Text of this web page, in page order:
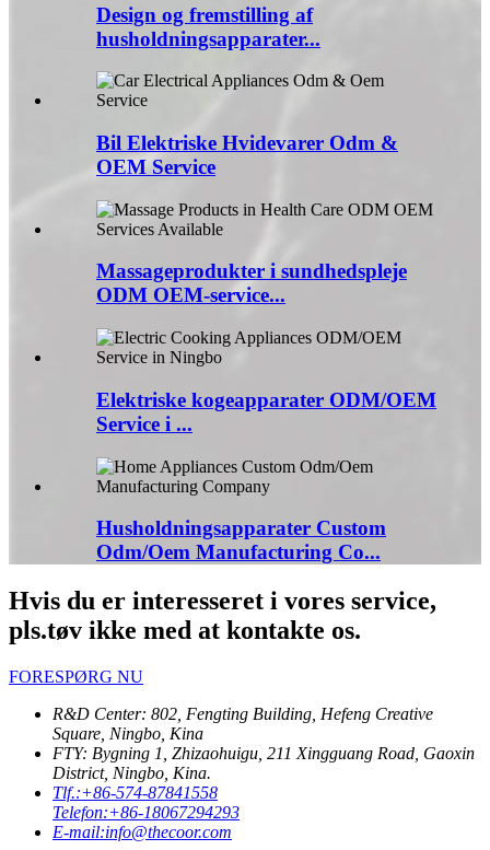
Design og fremstilling af
husholdningsapparater...
Bil Elektriske Hvidevarer Odm &
OEM Service
Massageprodukter i sundhedspleje
ODM OEM-service...
Elektriske kogeapparater ODM/OEM
Service i ...
Husholdningsapparater Custom
Odm/Oem Manufacturing Co...
Hvis du er interesseret i vores service,
pls.tøv ikke med at kontakte os.
FORESPØRG NU
R&D Center: 802, Fengting Building, Hefeng Creative
Square, Ningbo, Kina
FTY: Bygning 1, Zhizaohuigu, 211 Xingguang Road, Gaoxin
District, Ningbo, Kina.
Tlf.:+86-574-87841558
Telefon:+86-18067294293
E-mail:info@thecoor.com